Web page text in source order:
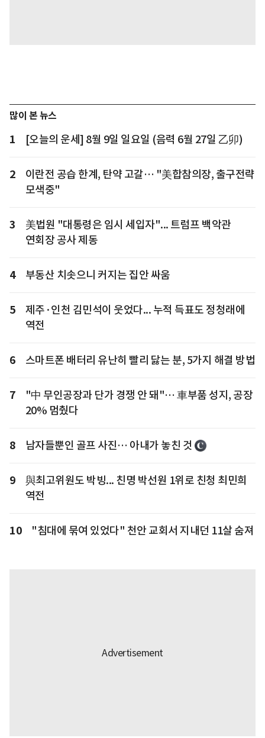
많이 본 뉴스
1 [오늘의 운세] 8월 9일 일요일 (음력 6월 27일 乙卯)
2
이란전 공습 한계, 탄약 고갈… "美합참의장, 출구전략
모색중"
3
美법원 "대통령은 임시 세입자"... 트럼프 백악관
연회장 공사 제동
4 부동산 치솟으니 커지는 집안 싸움
5
제주·인천 김민석이 웃었다... 누적 득표도 정청래에
역전
6 스마트폰 배터리 유난히 빨리 닳는 분, 5가지 해결 방법
7
"中 무인공장과 단가 경쟁 안 돼"… 車부품 성지, 공장
20% 멈췄다
8 남자들뿐인 골프 사진… 아내가 놓친 것
9
與최고위원도 박빙... 친명 박선원 1위로 친청 최민희
역전
10 "침대에 묶여 있었다" 천안 교회서 지내던 11살 숨져